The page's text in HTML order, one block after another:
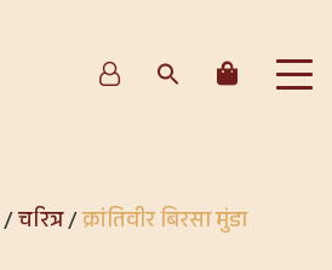
/चरित्र/क्रांतिवीर बिरसा मुंडा